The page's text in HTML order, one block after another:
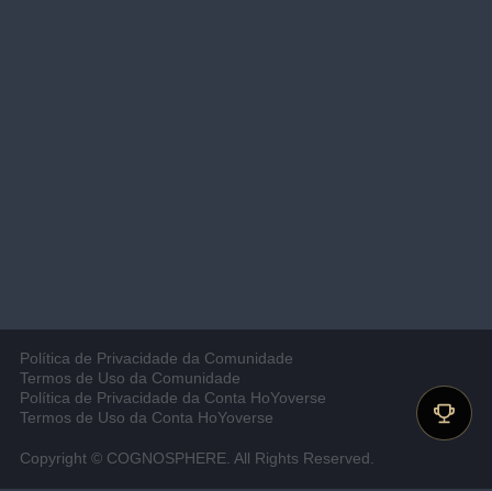
Política de Privacidade da Comunidade
Termos de Uso da Comunidade
Política de Privacidade da Conta HoYoverse
Termos de Uso da Conta HoYoverse
Copyright © COGNOSPHERE. All Rights Reserved.